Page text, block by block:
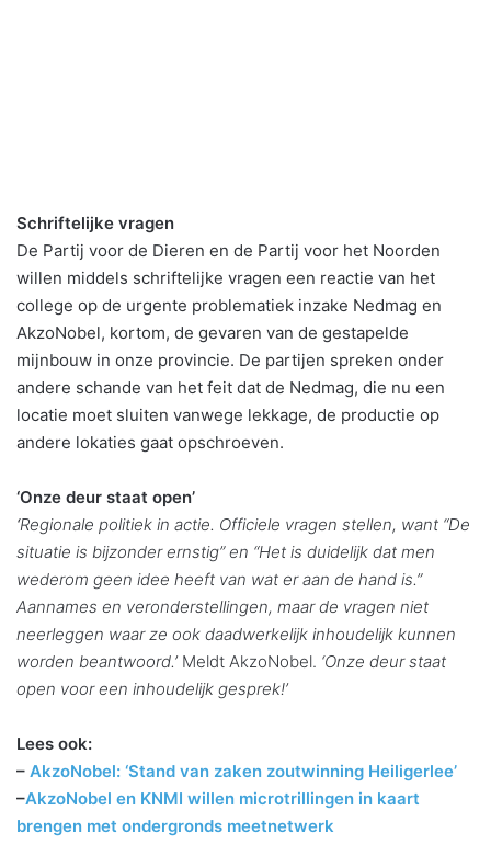
Schriftelijke vragen
De Partij voor de Dieren en de Partij voor het Noorden
willen middels schriftelijke vragen een reactie van het
college op de urgente problematiek inzake Nedmag en
AkzoNobel, kortom, de gevaren van de gestapelde
mijnbouw in onze provincie. De partijen spreken onder
andere schande van het feit dat de Nedmag, die nu een
locatie moet sluiten vanwege lekkage, de productie op
andere lokaties gaat opschroeven.
‘Onze deur staat open’
‘Regionale politiek in actie. Officiele vragen stellen, want “De
situatie is bijzonder ernstig” en “Het is duidelijk dat men
wederom geen idee heeft van wat er aan de hand is.”
Aannames en veronderstellingen, maar de vragen niet
neerleggen waar ze ook daadwerkelijk inhoudelijk kunnen
worden beantwoord.’Meldt AkzoNobel. ‘Onze deur staat
open voor een inhoudelijk gesprek!’
Lees ook:
– AkzoNobel: ‘Stand van zaken zoutwinning Heiligerlee’
–AkzoNobel en KNMI willen microtrillingen in kaart
brengen met ondergronds meetnetwerk